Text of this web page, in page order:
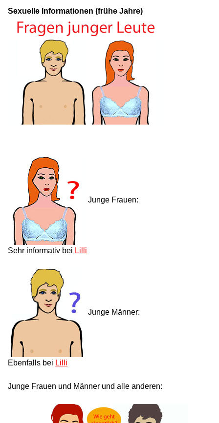
Sexuelle Informationen (frühe Jahre)
Junge Frauen:
Sehr informativ bei Lilli
Junge Männer:
Ebenfalls bei Lilli
Junge Frauen und Männer und alle anderen: